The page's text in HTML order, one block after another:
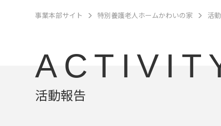
事業本部サイト 特別養護老人ホームかわいの家 活
活動報告